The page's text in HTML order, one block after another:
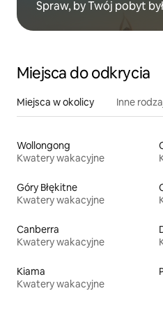
Spraw, by Twój pobyt
Miejsca do odkrycia
Miejsca w okolicy Inne
Wollongong
Kwatery wakacyjne
Góry Błękitne
Kwatery wakacyjne
Canberra
Kwatery wakacyjne
Kiama
Kwatery wakacyjne